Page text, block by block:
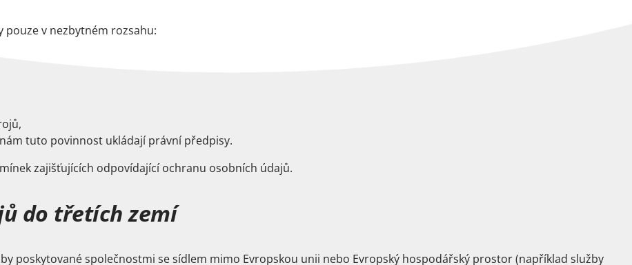
v nezbytném rozsahu:
tuto povinnost ukládají právní předpisy.
zajišťujících odpovídající ochranu osobních údajů.
do třetích zemí
poskytované společnostmi se sídlem mimo Evropskou unii nebo Evropský hospodářský prostor (například služby